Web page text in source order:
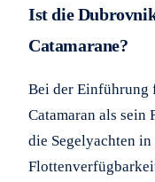
Ist die
Catamarane?
Bei der Einführung
Catamaran als
die Segelyachten